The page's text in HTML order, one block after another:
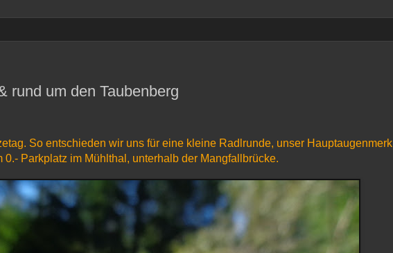
rund um den Taubenberg
So entschieden wir uns für eine kleine Radlrunde, unser Hauptaugenmerk
0.- Parkplatz im Mühlthal, unterhalb der Mangfallbrücke.